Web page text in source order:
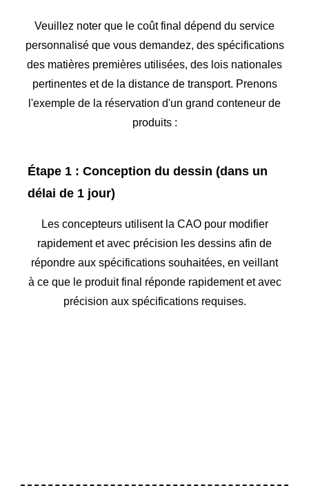
Veuillez noter que le coût final dépend du service
personnalisé que vous demandez, des spécifications
des matières premières utilisées, des lois nationales
pertinentes et de la distance de transport. Prenons
l'exemple de la réservation d'un grand conteneur de
produits :
Étape 1 : Conception du dessin (dans un
délai de 1 jour)
Les concepteurs utilisent la CAO pour modifier
rapidement et avec précision les dessins afin de
répondre aux spécifications souhaitées, en veillant
à ce que le produit final réponde rapidement et avec
précision aux spécifications requises.